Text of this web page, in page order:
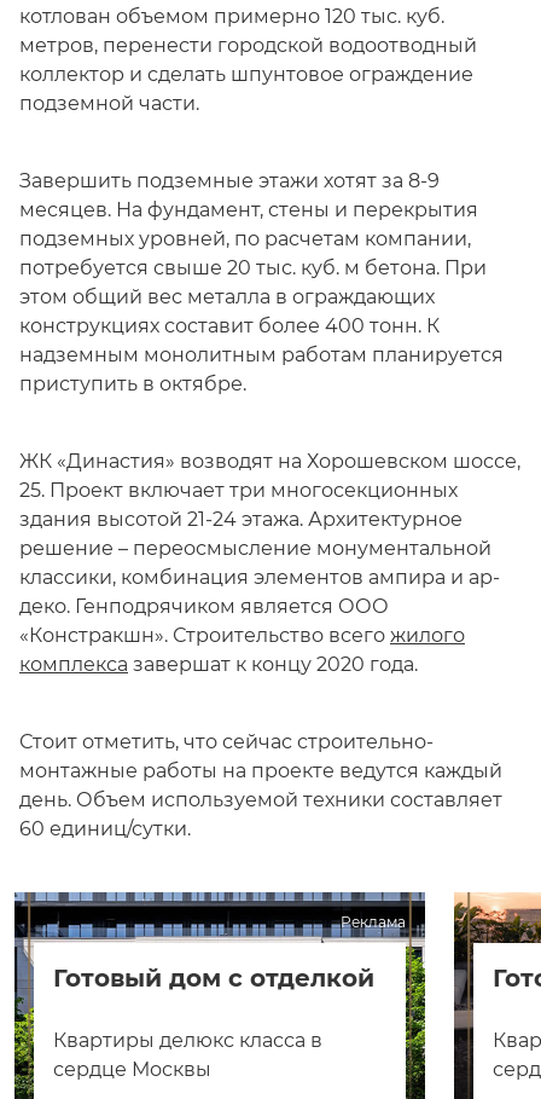
котлован объемом примерно 120 тыс. куб.
метров, перенести городской водоотводный
коллектор и сделать шпунтовое ограждение
подземной части.
Завершить подземные этажи хотят за 8-9
месяцев. На фундамент, стены и перекрытия
подземных уровней, по расчетам компании,
потребуется свыше 20 тыс. куб. м бетона. При
этом общий вес металла в ограждающих
конструкциях составит более 400 тонн. К
надземным монолитным работам планируется
приступить в октябре.
ЖК «Династия» возводят на Хорошевском шоссе,
25. Проект включает три многосекционных
здания высотой 21-24 этажа. Архитектурное
решение – переосмысление монументальной
классики, комбинация элементов ампира и ар-
деко. Генподрячиком является ООО
«Констракшн». Строительство всего жилого
комплекса завершат к концу 2020 года.
Стоит отметить, что сейчас строительно-
монтажные работы на проекте ведутся каждый
день. Объем используемой техники составляет
60 единиц/сутки.
Реклама
Готовый дом с отделкой
Квартиры делюкс класса в
сердце Москвы